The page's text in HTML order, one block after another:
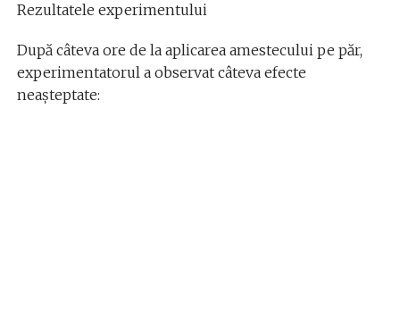
Rezultatele experimentului
După câteva ore de la aplicarea amestecului pe păr,
experimentatorul a observat câteva efecte
neașteptate: